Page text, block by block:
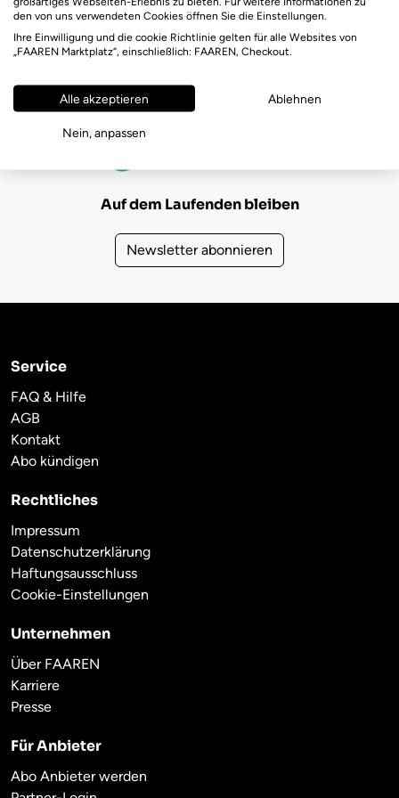
FAAREN Marktplatz Bewertungen
Auf dem Laufenden bleiben
Newsletter abonnieren
Service
FAQ & Hilfe
AGB
Kontakt
Abo kündigen
Rechtliches
Impressum
Datenschutzerklärung
Haftungsausschluss
Cookie-Einstellungen
Unternehmen
Über FAAREN
Karriere
Presse
Für Anbieter
Abo Anbieter werden
den von uns verwendeten Cookies öffnen Sie die Einstellungen.
Ihre Einwilligung und die cookie Richtlinie gelten für alle Websites von
„FAAREN Marktplatz“, einschließlich: FAAREN, Checkout.
Alle akzeptieren Ablehnen
Nein, anpassen